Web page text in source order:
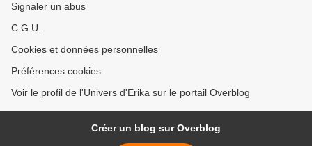
Signaler un abus
C.G.U.
Cookies et données personnelles
Préférences cookies
Voir le profil de l'Univers d'Erika sur le portail Overblog
Créer un blog sur Overblog